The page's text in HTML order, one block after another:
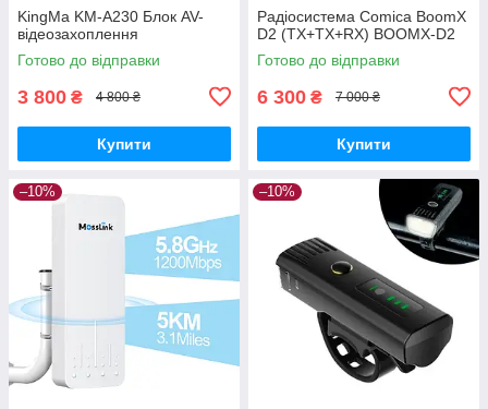
KingMa KM-A230 Блок AV-
відеозахоплення
Готово до відправки
3 800 ₴ 4 800 ₴
Купити
Радіосистема Comica BoomX
D2 (TX+TX+RX) BOOMX-D2
Готово до відправки
6 300 ₴ 7 000 ₴
Купити
–10% –10%